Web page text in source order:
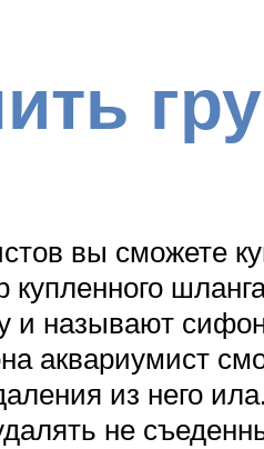
вы сможете
купленного
и называют
аквариумист
из него
не